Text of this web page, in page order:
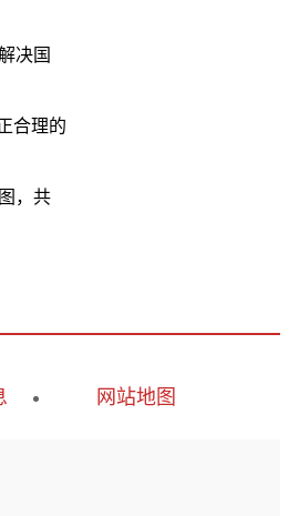
决国
合理的
，共
网站地图